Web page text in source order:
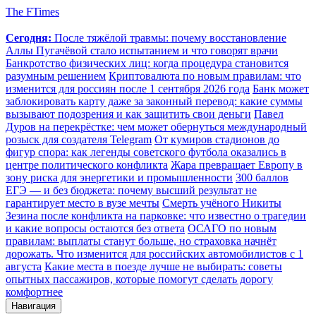
The FTimes
Сегодня: После тяжёлой травмы: почему восстановление
Аллы Пугачёвой стало испытанием и что говорят врачи
Банкротство физических лиц: когда процедура становится
разумным решением Криптовалюта по новым правилам: что
изменится для россиян после 1 сентября 2026 года Банк может
заблокировать карту даже за законный перевод: какие суммы
вызывают подозрения и как защитить свои деньги Павел
Дуров на перекрёстке: чем может обернуться международный
розыск для создателя Telegram От кумиров стадионов до
фигур спора: как легенды советского футбола оказались в
центре политического конфликта Жара превращает Европу в
зону риска для энергетики и промышленности 300 баллов
ЕГЭ — и без бюджета: почему высший результат не
гарантирует место в вузе мечты Смерть учёного Никиты
Зезина после конфликта на парковке: что известно о трагедии
и какие вопросы остаются без ответа ОСАГО по новым
правилам: выплаты станут больше, но страховка начнёт
дорожать. Что изменится для российских автомобилистов с 1
августа Какие места в поезде лучше не выбирать: советы
опытных пассажиров, которые помогут сделать дорогу
комфортнее
Навигация